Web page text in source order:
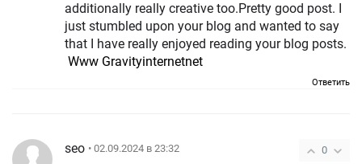
additionally really creative too.Pretty good post. I
just stumbled upon your blog and wanted to say
that I have really enjoyed reading your blog posts.
Www Gravityinternetnet
Ответить
0
seo • 02.09.2024 в 23:32